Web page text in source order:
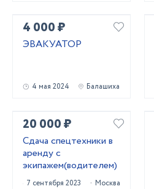
4 000 ₽
ЭВАКУАТОР
4 мая 2024 Балашиха
20 000 ₽
Сдача спецтехники в
аренду с
экипажем(водителем)
7 сентября 2023 Москва